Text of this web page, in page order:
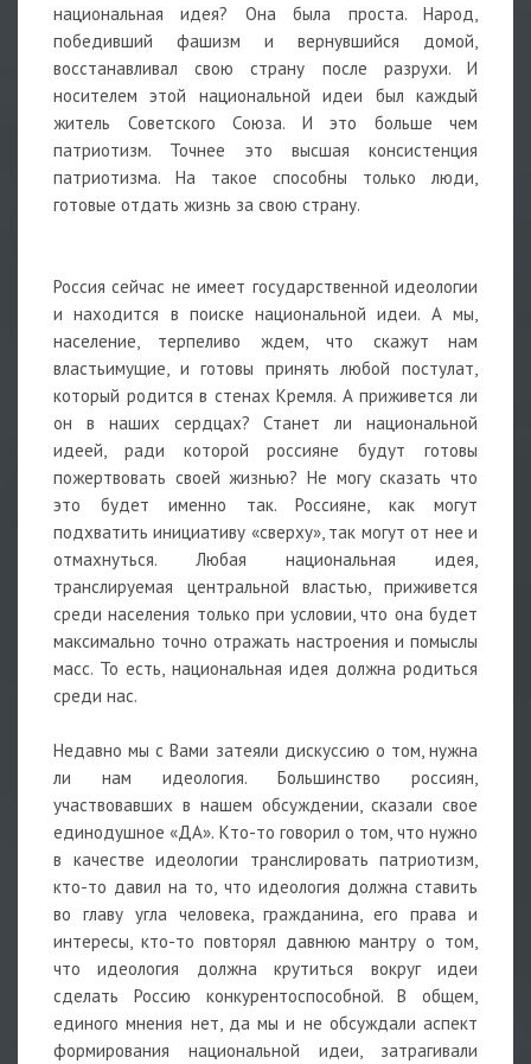
национальная идея? Она была проста. Народ,
победивший фашизм и вернувшийся домой,
восстанавливал свою страну после разрухи. И
носителем этой национальной идеи был каждый
житель Советского Союза. И это больше чем
патриотизм. Точнее это высшая консистенция
патриотизма. На такое способны только люди,
готовые отдать жизнь за свою страну.
Россия сейчас не имеет государственной идеологии
и находится в поиске национальной идеи. А мы,
население, терпеливо ждем, что скажут нам
властьимущие, и готовы принять любой постулат,
который родится в стенах Кремля. А приживется ли
он в наших сердцах? Станет ли национальной
идеей, ради которой россияне будут готовы
пожертвовать своей жизнью? Не могу сказать что
это будет именно так. Россияне, как могут
подхватить инициативу «сверху», так могут от нее и
отмахнуться. Любая национальная идея,
транслируемая центральной властью, приживется
среди населения только при условии, что она будет
максимально точно отражать настроения и помыслы
масс. То есть, национальная идея должна родиться
среди нас.
Недавно мы с Вами затеяли дискуссию о том, нужна
ли нам идеология. Большинство россиян,
участвовавших в нашем обсуждении, сказали свое
единодушное «ДА». Кто-то говорил о том, что нужно
в качестве идеологии транслировать патриотизм,
кто-то давил на то, что идеология должна ставить
во главу угла человека, гражданина, его права и
интересы, кто-то повторял давнюю мантру о том,
что идеология должна крутиться вокруг идеи
сделать Россию конкурентоспособной. В общем,
единого мнения нет, да мы и не обсуждали аспект
формирования национальной идеи, затрагивали